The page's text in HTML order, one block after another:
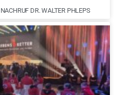
DR. WALTER PHLEPS